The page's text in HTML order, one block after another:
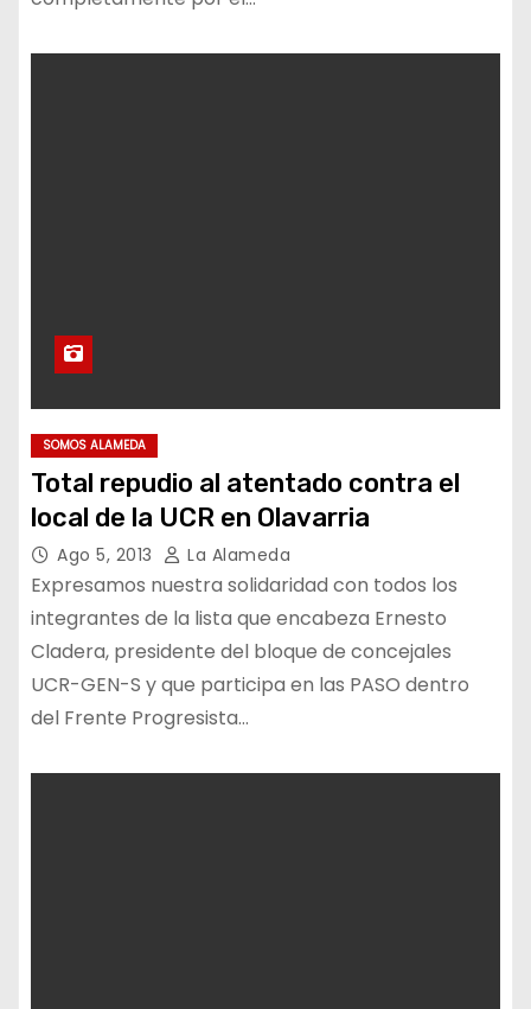
SOMOS ALAMEDA
Total repudio al atentado contra el
local de la UCR en Olavarria
Ago 5, 2013 La Alameda
Expresamos nuestra solidaridad con todos los
integrantes de la lista que encabeza Ernesto
Cladera, presidente del bloque de concejales
UCR-GEN-S y que participa en las PASO dentro
del Frente Progresista…